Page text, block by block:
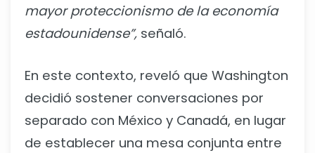
mayor proteccionismo de la economía
estadounidense”, señaló.
En este contexto, reveló que Washington
decidió sostener conversaciones por
separado con México y Canadá, en lugar
de establecer una mesa conjunta entre